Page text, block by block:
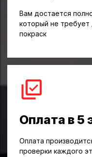
Вам достается
который не требует
покраск
Оплата в 5
Оплата
проверки каждого